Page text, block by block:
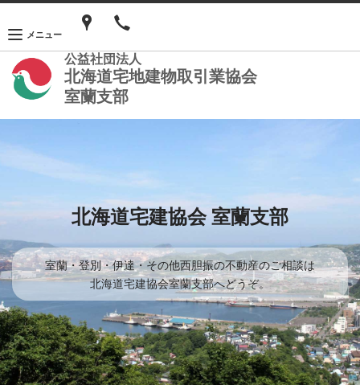
公益社団法人
北海道宅地建物取引業協会
室蘭支部
メニュー
北海道宅建協会 室蘭支部
室蘭・登別・伊達・その他西胆振の不動産のご相談は
北海道宅建協会室蘭支部へどうぞ。